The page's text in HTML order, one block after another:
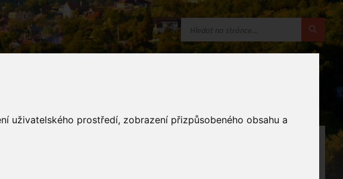
uživatelského prostředí, zobrazení přizpůsobeného obsahu a